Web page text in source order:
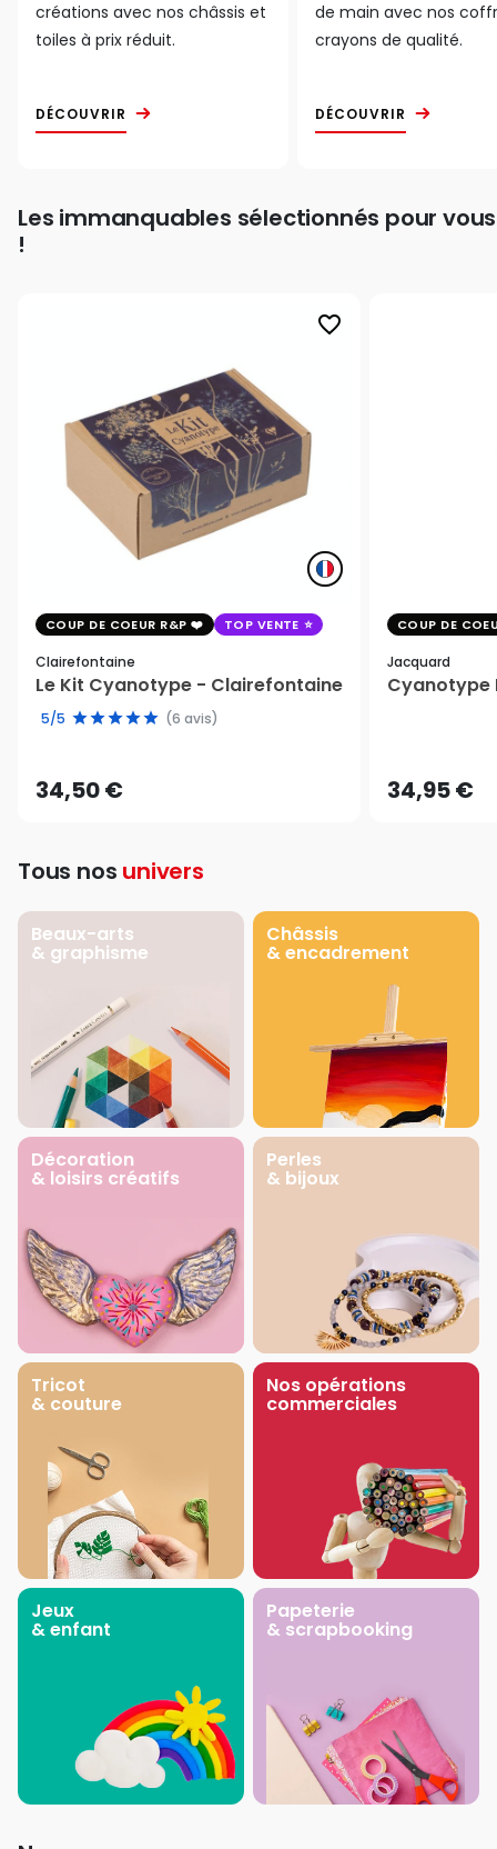
créations avec nos châssis et
toiles à prix réduit.
DÉCOUVRIR
de main avec nos
crayons de qualité.
DÉCOUVRIR
Les immanquables sélectionnés pour vous
!
favorite_border
COUP DE COEUR R&P TOP VENTE
Clairefontaine
Le Kit Cyanotype - Clairefontaine
5/5 (6 avis)
34,50 €
COUP DE
Jacquard
Cyanotype
34,95 €
Tous nos univers
Beaux-arts
& graphisme
Châssis
& encadrement
Décoration
& loisirs créatifs
Perles
& bijoux
Tricot
& couture
Nos opérations
commerciales
Jeux
& enfant
Papeterie
& scrapbooking